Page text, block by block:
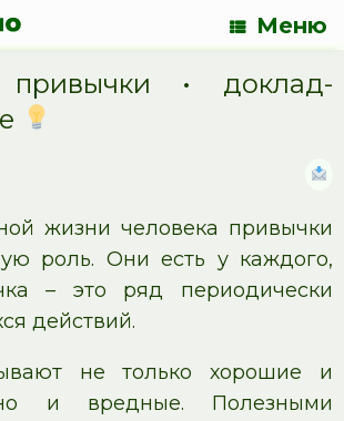
Меню
• доклад-
жизни человека привычки
роль. Они есть у каждого,
– это ряд периодически
действий.
не только хорошие и
и вредные. Полезными